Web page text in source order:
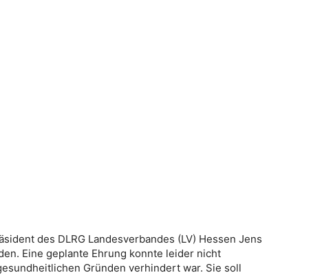
des DLRG Landesverbandes (LV) Hessen Jens
Eine geplante Ehrung konnte leider nicht
Gründen verhindert war. Sie soll